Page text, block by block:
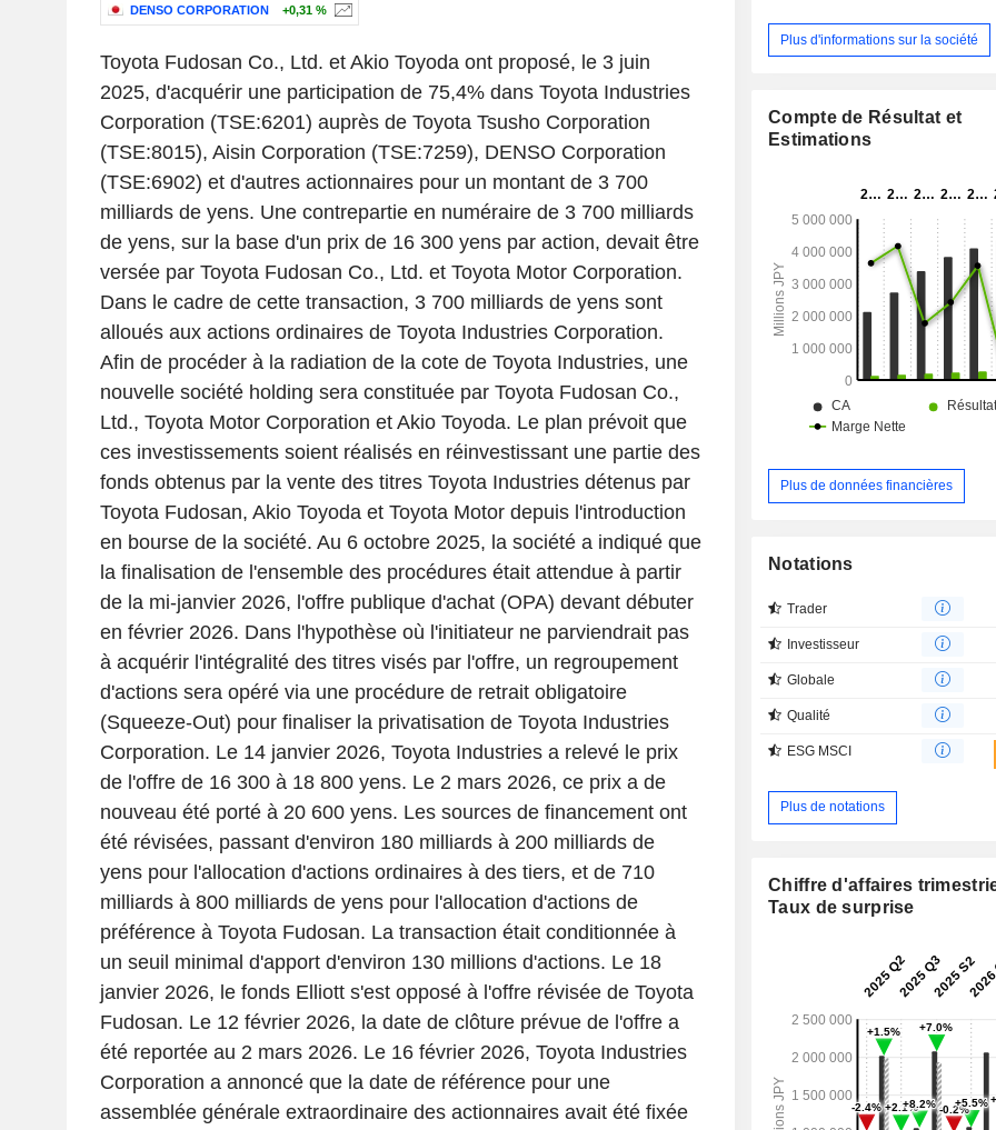
DENSO CORPORATION +0,31 %
Toyota Fudosan Co., Ltd. et Akio Toyoda ont proposé, le 3 juin
2025, d'acquérir une participation de 75,4% dans Toyota Industries
Corporation (TSE:6201) auprès de Toyota Tsusho Corporation
(TSE:8015), Aisin Corporation (TSE:7259), DENSO Corporation
(TSE:6902) et d'autres actionnaires pour un montant de 3 700
milliards de yens. Une contrepartie en numéraire de 3 700 milliards
de yens, sur la base d'un prix de 16 300 yens par action, devait être
versée par Toyota Fudosan Co., Ltd. et Toyota Motor Corporation.
Dans le cadre de cette transaction, 3 700 milliards de yens sont
alloués aux actions ordinaires de Toyota Industries Corporation.
Afin de procéder à la radiation de la cote de Toyota Industries, une
nouvelle société holding sera constituée par Toyota Fudosan Co.,
Ltd., Toyota Motor Corporation et Akio Toyoda. Le plan prévoit que
ces investissements soient réalisés en réinvestissant une partie des
fonds obtenus par la vente des titres Toyota Industries détenus par
Toyota Fudosan, Akio Toyoda et Toyota Motor depuis l'introduction
en bourse de la société. Au 6 octobre 2025, la société a indiqué que
la finalisation de l'ensemble des procédures était attendue à partir
de la mi-janvier 2026, l'offre publique d'achat (OPA) devant débuter
en février 2026. Dans l'hypothèse où l'initiateur ne parviendrait pas
à acquérir l'intégralité des titres visés par l'offre, un regroupement
d'actions sera opéré via une procédure de retrait obligatoire
(Squeeze-Out) pour finaliser la privatisation de Toyota Industries
Corporation. Le 14 janvier 2026, Toyota Industries a relevé le prix
de l'offre de 16 300 à 18 800 yens. Le 2 mars 2026, ce prix a de
nouveau été porté à 20 600 yens. Les sources de financement ont
été révisées, passant d'environ 180 milliards à 200 milliards de
yens pour l'allocation d'actions ordinaires à des tiers, et de 710
milliards à 800 milliards de yens pour l'allocation d'actions de
préférence à Toyota Fudosan. La transaction était conditionnée à
un seuil minimal d'apport d'environ 130 millions d'actions. Le 18
janvier 2026, le fonds Elliott s'est opposé à l'offre révisée de Toyota
Fudosan. Le 12 février 2026, la date de clôture prévue de l'offre a
été reportée au 2 mars 2026. Le 16 février 2026, Toyota Industries
Corporation a annoncé que la date de référence pour une
assemblée générale extraordinaire des actionnaires avait été fixée
fourche, des équipements
entrepôts automatiques, des
segment des machines textiles
machines à tisser et des machines à
Plus d'informations sur la société
Compte de Résultat et
Estimations
Plus de données financières
Notations
Trader
Investisseur
Globale
Qualité
ESG MSCI
Plus de notations
Chiffre d'affaires
Taux de surprise